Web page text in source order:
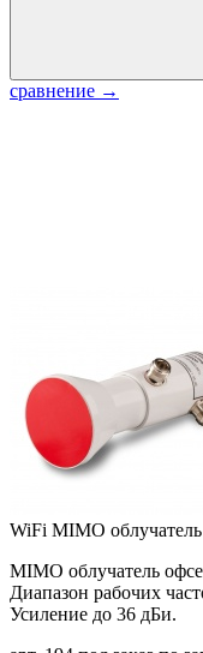
сравнение →
WiFi MIMO
MIMO облучатель
Диапазон рабочих
Усиление до 36 дБи.